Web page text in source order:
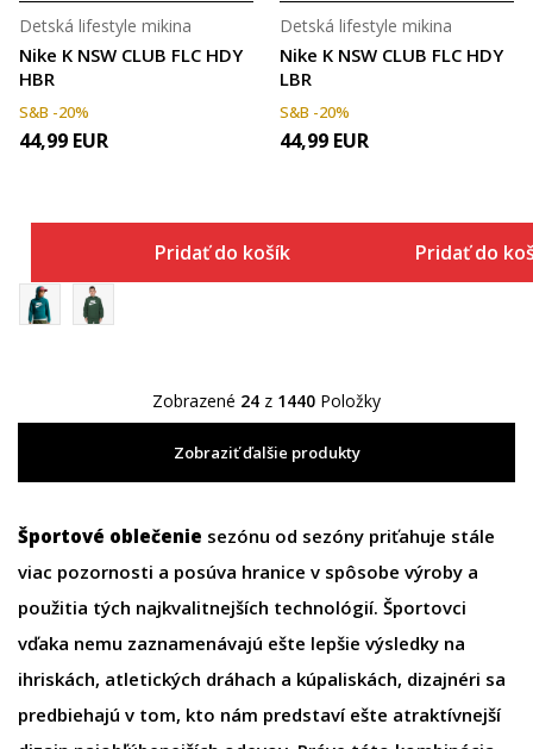
Nike K NSW CLUB FLC HDY
HBR
Detská lifestyle mikina
S&B -20%
44,99 EUR
Pridať do košíka
Nike K NSW CLUB FLC HDY
LBR
Detská lifestyle mikina
S&B -20%
44,99 EUR
Pridať do
Zobrazené 24 z 1440 Položky
Zobraziť ďalšie produkty
Športové oblečenie sezónu od sezóny priťahuje stále
viac pozornosti a posúva hranice v spôsobe výroby a
použitia tých najkvalitnejších technológií. Športovci
vďaka nemu zaznamenávajú ešte lepšie výsledky na
ihriskách, atletických dráhach a kúpaliskách, dizajnéri sa
predbiehajú v tom, kto nám predstaví ešte atraktívnejší